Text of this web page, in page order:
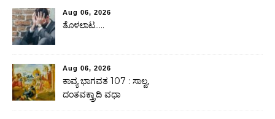
Aug 06, 2026
ತೊಳಲಾಟ…..
Aug 06, 2026
ಕಾವ್ಯ ಭಾಗವತ 107 : ಸಾಲ್ವ,
ದಂತವಕ್ತ್ರಾದಿ ವಧಾ